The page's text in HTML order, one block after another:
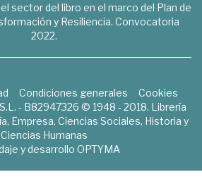
sector del libro en el marco del Plan de
y Resiliencia. Convocatoria
2022.
Condiciones generales
Cookies
- B82947326 © 1948 - 2018. Librería
Empresa, Ciencias Sociales, Historia y
Ciencias Humanas
y desarrollo OPTYMA